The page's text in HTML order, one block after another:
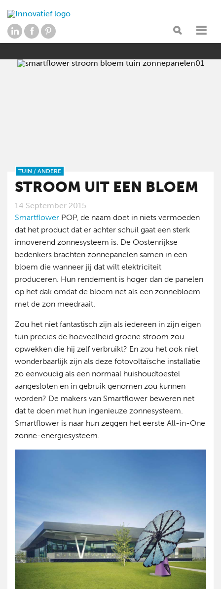
TUIN / ANDERE
STROOM UIT EEN BLOEM
14 September 2015
Smartflower POP, de naam doet in niets vermoeden
dat het product dat er achter schuil gaat een sterk
innoverend zonnesysteem is. De Oostenrijkse
bedenkers brachten zonnepanelen samen in een
bloem die wanneer jij dat wilt elektriciteit
produceren. Hun rendement is hoger dan de panelen
op het dak omdat de bloem net als een zonnebloem
met de zon meedraait.
Zou het niet fantastisch zijn als iedereen in zijn eigen
tuin precies de hoeveelheid groene stroom zou
opwekken die hij zelf verbruikt? En zou het ook niet
wonderbaarlijk zijn als deze fotovoltaïsche installatie
zo eenvoudig als een normaal huishoudtoestel
aangesloten en in gebruik genomen zou kunnen
worden? De makers van Smartflower beweren net
dat te doen met hun ingenieuze zonnesysteem.
Smartflower is naar hun zeggen het eerste All-in-One
zonne-energiesysteem.